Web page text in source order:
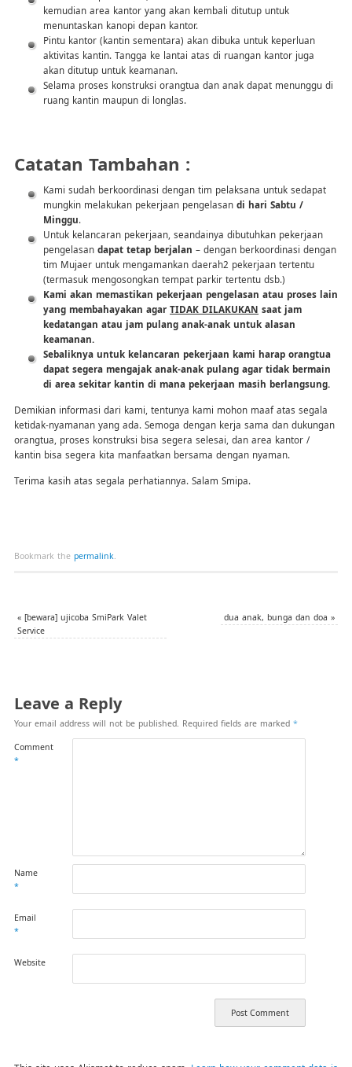
kemudian area kantor yang akan kembali ditutup untuk
menuntaskan kanopi depan kantor.
Pintu kantor (kantin sementara) akan dibuka untuk keperluan
aktivitas kantin. Tangga ke lantai atas di ruangan kantor juga
akan ditutup untuk keamanan.
Selama proses konstruksi orangtua dan anak dapat menunggu di
ruang kantin maupun di longlas.
Catatan Tambahan :
Kami sudah berkoordinasi dengan tim pelaksana untuk sedapat
mungkin melakukan pekerjaan pengelasandi hari Sabtu /
Minggu.
Untuk kelancaran pekerjaan, seandainya dibutuhkan pekerjaan
pengelasandapat tetap berjalan – dengan berkoordinasi dengan
tim Mujaer untuk mengamankan daerah2 pekerjaan tertentu
(termasuk mengosongkan tempat parkir tertentu dsb.)
Kami akan memastikan pekerjaan pengelasan atau proses lain
yang membahayakan agarTIDAK DILAKUKAN saat jam
kedatangan atau jam pulang anak-anak untuk alasan
keamanan.
Sebaliknya untuk kelancaran pekerjaan kami harap orangtua
dapat segera mengajak anak-anak pulang agar tidak bermain
di area sekitar kantin di mana pekerjaan masih berlangsung.
Demikian informasi dari kami, tentunya kami mohon maaf atas segala
ketidak-nyamanan yang ada. Semoga dengan kerja sama dan dukungan
orangtua, proses konstruksi bisa segera selesai, dan area kantor /
kantin bisa segera kita manfaatkan bersama dengan nyaman.
Terima kasih atas segala perhatiannya. Salam Smipa.
Bookmark the permalink
«[bewara] ujicoba SmiPark Valet
Service
dua anak, bunga dan doa»
Leave a Reply
Your email address will not be published. Required fields are marked *
Comment
*
Name
*
Email
*
Website